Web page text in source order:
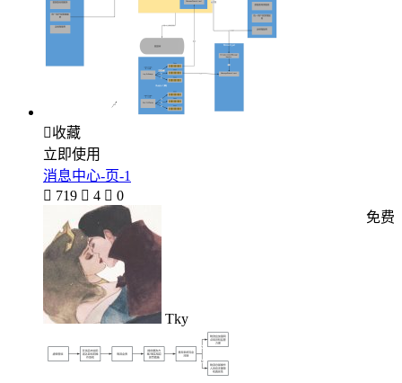
收藏
立即使用
消息中心-页-1
 719  4  0
Tky
免费